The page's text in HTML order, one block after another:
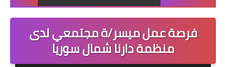
القائمة
مناقصات
فرص عمل داخل سوريا
فرصة عمل ميسر/ة مجتمعي لدى
منظمة دارنا شمال سوريا